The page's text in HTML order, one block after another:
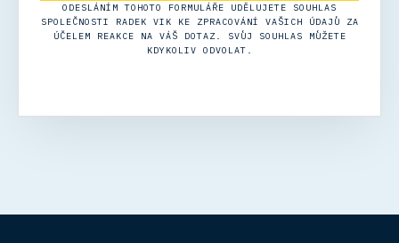
ODESLÁNÍM TOHOTO FORMULÁŘE UDĚLUJETE SOUHLAS
SPOLEČNOSTI RADEK VIK KE ZPRACOVÁNÍ VAŠICH ÚDAJŮ ZA
ÚČELEM REAKCE NA VÁŠ DOTAZ. SVŮJ SOUHLAS MŮŽETE
KDYKOLIV ODVOLAT.